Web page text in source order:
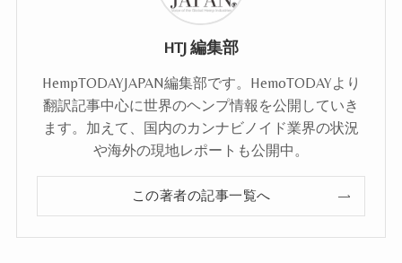
HTJ 編集部
HempTODAYJAPAN編集部です。HemoTODAYより
翻訳記事中心に世界のヘンプ情報を公開していき
ます。加えて、国内のカンナビノイド業界の状況
や海外の現地レポートも公開中。
この著者の記事一覧へ